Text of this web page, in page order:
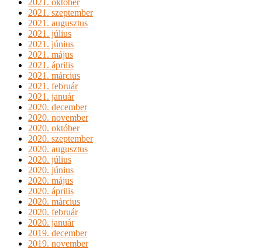
2021. október
2021. szeptember
2021. augusztus
2021. július
2021. június
2021. május
2021. április
2021. március
2021. február
2021. január
2020. december
2020. november
2020. október
2020. szeptember
2020. augusztus
2020. július
2020. június
2020. május
2020. április
2020. március
2020. február
2020. január
2019. december
2019. november